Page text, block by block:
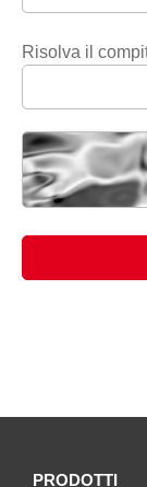
Risolva il
PRODOTTI